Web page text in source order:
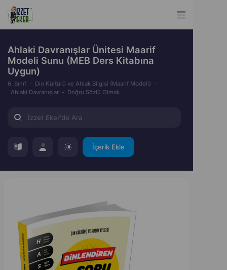
Ahlaki Davranışlar Ünitesi Maarif
Modeli Sunu (MEB Ders Kitabına
Uygun)
6. Sınıf
Din Kültürü ve Ahlak Bilgisi (Maarif Modeli)
Ahlaki Davranışlar
Doğru Sözlü Olmak
İçerik Ekle